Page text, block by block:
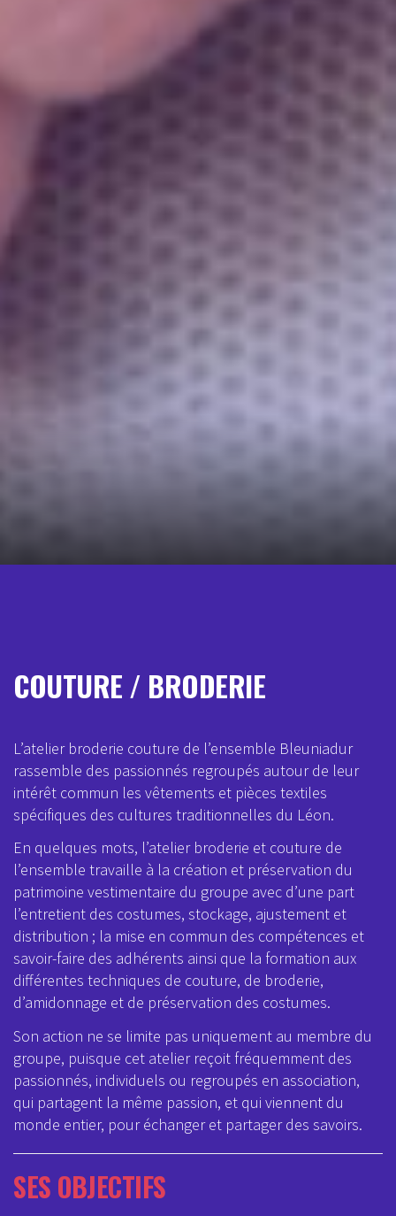
COUTURE / BRODERIE
L’atelier broderie couture de l’ensemble Bleuniadur
rassemble des passionnés regroupés autour de leur
intérêt commun les vêtements et pièces textiles
spécifiques des cultures traditionnelles du Léon.
En quelques mots, l’atelier broderie et couture de
l’ensemble travaille à la création et préservation du
patrimoine vestimentaire du groupe avec d’une part
l’entretient des costumes, stockage, ajustement et
distribution ; la mise en commun des compétences et
savoir-faire des adhérents ainsi que la formation aux
différentes techniques de couture, de broderie,
d’amidonnage et de préservation des costumes.
Son action ne se limite pas uniquement au membre du
groupe, puisque cet atelier reçoit fréquemment des
passionnés, individuels ou regroupés en association,
qui partagent la même passion, et qui viennent du
monde entier, pour échanger et partager des savoirs.
SES OBJECTIFS